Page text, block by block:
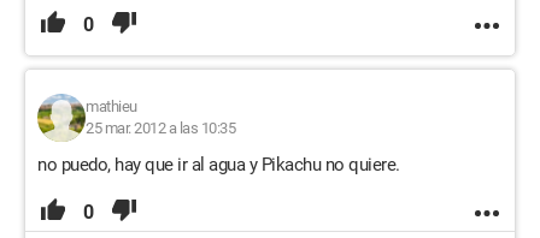
0
mathieu
25 mar. 2012 a las 10:35
no puedo, hay que ir al agua y Pikachu no quiere.
0